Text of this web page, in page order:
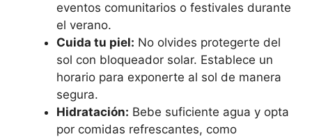
eventos comunitarios o festivales durante
el verano.
Cuida tu piel: No olvides protegerte del
sol con bloqueador solar. Establece un
horario para exponerte al sol de manera
segura.
Hidratación: Bebe suficiente agua y opta
por comidas refrescantes, como